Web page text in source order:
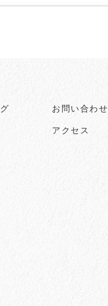
お問い合わせ
アクセス